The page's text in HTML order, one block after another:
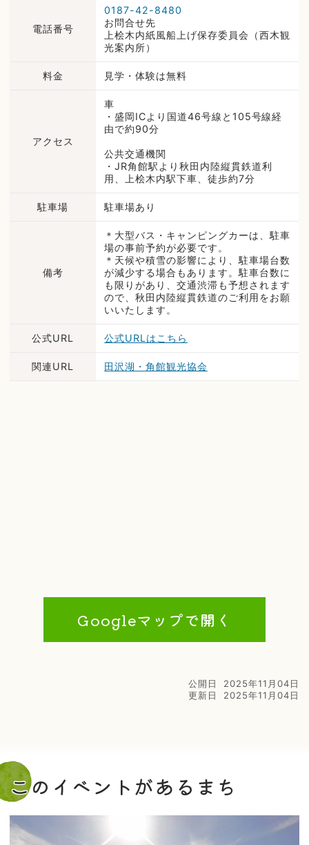
電話番号
0187-42-8480
お問合せ先
上桧木内紙風船上げ保存委員会（西木観
光案内所）
料金 見学・体験は無料
アクセス
車
・盛岡ICより国道46号線と105号線経
由で約90分
公共交通機関
・JR角館駅より秋田内陸縦貫鉄道利
用、上桧木内駅下車、徒歩約7分
駐車場 駐車場あり
備考
＊大型バス・キャンピングカーは、駐車
場の事前予約が必要です。
＊天候や積雪の影響により、駐車場台数
が減少する場合もあります。駐車台数に
も限りがあり、交通渋滞も予想されます
ので、秋田内陸縦貫鉄道のご利用をお願
いいたします。
公式URL 公式URLはこちら
関連URL 田沢湖・角館観光協会
Googleマップで開く
公開日
2025年11月04日
更新日
2025年11月04日
このイベントがあるまち